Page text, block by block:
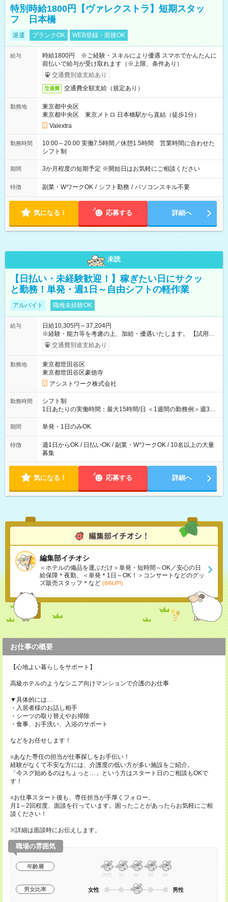
特別時給1800円【ヴァレクストラ】短期スタッ
フ 日本橋
派遣 ブランクOK WEB登録・面接OK
給与
時給1800円 ※ご経験・スキルにより優遇 スマホでかんたんに
前払いで給与が受け取れます（※上限、条件あり）
交通費別途支給あり
交通費 交通費全額支給（規定あり）
勤務地
東京都中央区
東京都中央区 東京メトロ 日本橋駅から直結（徒歩1分）
Valextra
勤務時間
10:00～20:00 実働7.5時間／休憩1.5時間 営業時間に合わせた
シフト制
期間 3か月程度の短期予定 ※開始日はお気軽にご相談ください
特徴 副業・WワークOK / シフト勤務 / パソコンスキル不要
気になる！ 応募する 詳細へ
未読
【日払い・未経験歓迎！】稼ぎたい日にサクッ
と勤務！単発・週1日～自由シフトの軽作業
アルバイト 職種未経験OK
給与
日給10,305円～37,204円
※経験・能力等を考慮の上、加給・優遇いたします。 【試用期
間】試用期間なし
交通費別途支給あり
勤務地
東京都世田谷区
東京都世田谷区豪徳寺
アシストワーク株式会社
勤務時間
シフト制
1日あたりの実働時間：最大15時間/日 ＜1週間の勤務例＞週3回
勤務 勤務：月・水・金 休み：火・木・土・日 好きな時にお仕事
可能です！ ※1日あたりの最大実働時間は日勤、夜勤共に勤務し
期間 単発・1日のみOK
特徴
週1日からOK / 日払いOK / 副業・WワークOK / 10名以上の大量
募集
気になる！ 応募する 詳細へ
編集部イチオシ
＜ホテルの備品を運ぶだけ＞単発・短時間～OK／安心の日
給保障＊夜勤、＜単発＊1日～OK！＞コンサートなどのグッ
ズ販売スタッフ＊など (8/6UP!)
お仕事の概要
【心地よい暮らしをサポート】
高級ホテルのようなシニア向けマンションで介護のお仕事
▼具体的には…
・入居者様のお話し相手
・シーツの取り替えやお掃除
・食事、お手洗い、入浴のサポート
などをお任せします！
○あなた専任の担当が仕事探しをお手伝い！
経験がなくて不安な方には、介護度の低い方が多い施設をご紹介。
「今スグ始めるのはちょっと…」という方はスタート日のご相談もOKで
す！
○お仕事スタート後も、専任担当が手厚くフォロー。
月1～2回程度、面談を行っています。困ったことがあったらお気軽にご相
談ください！
※詳細は面談時にお伝えします。
職場の雰囲気
年齢層
20代 30 40 50 60
男女比率 女性 男性